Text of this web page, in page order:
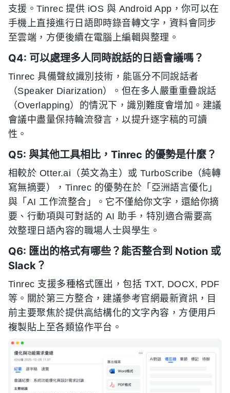
支援。Tinrec 提供 iOS 與 Android App，你可以在
手機上直接進行日語即時錄音轉文字，資料會同步
至雲端，方便後續在電腦上編輯與整理。
Q4: 可以處理多人同時說話的日語會議嗎？
Tinrec 具備聲紋識別技術，能區分不同說話者
（Speaker Diarization）。但在多人嚴重重疊說話
（Overlapping）的情況下，識別難度會增加。建議
會議中盡量保持輪流發言，以提升逐字稿的可讀
性。
Q5: 與其他工具相比，Tinrec 的優勢是什麼？
相較於 Otter.ai（英文為主）或 TurboScribe（純轉
寫無摘要），Tinrec 的優勢在於「亞洲語言優化」
與「AI 工作流整合」。它不僅給你文字，還給你摘
要、行動項與可對話的 AI 助手，特別適合需要高
效整理日語內容的職場人士與學生。
Q6: 匯出的格式有哪些？能否整合到 Notion 或
Slack？
Tinrec 支援多種格式匯出，包括 TXT, DOCX, PDF
等。關於第三方整合，建議參考官網最新資訊，目
前主要聚焦於提供高結構化的文字內容，方便用戶
複製貼上至各類協作平台。